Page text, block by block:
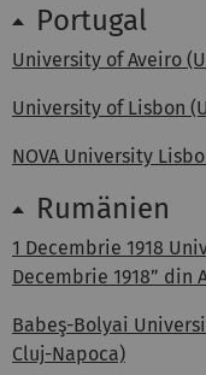
Portugal
University of Aveiro
University of Lisbon
NOVA University
Rumänien
1 Decembrie 1918
Decembrie 1918” din
Babeş-Bolyai
Cluj-Napoca)